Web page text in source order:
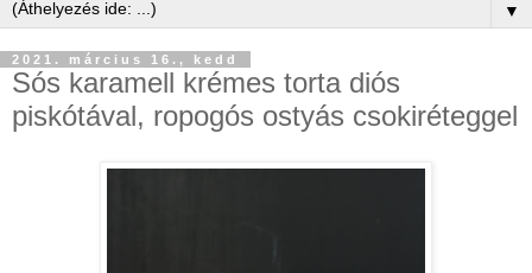
▼
2021. március 16., kedd
Sós karamell krémes torta diós
piskótával, ropogós ostyás csokiréteggel